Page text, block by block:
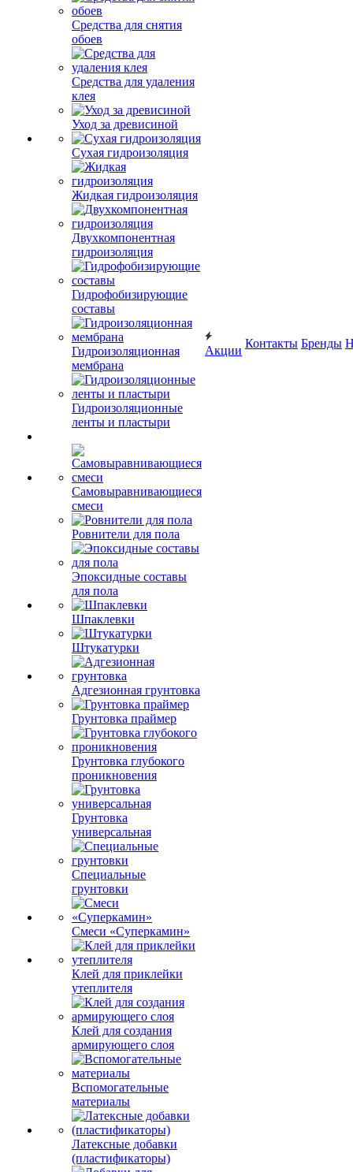
Средства для снятия
обоев
Средства для удаления
клея
Уход за древисиной
Сухая гидроизоляция
Жидкая гидроизоляция
Двухкомпонентная
гидроизоляция
Гидрофобизирующие
составы
Гидроизоляционная
мембрана
Гидроизоляционные
ленты и пластыри
Самовыравнивающиеся
смеси
Ровнители для пола
Эпоксидные составы
для пола
Шпаклевки
Штукатурки
Адгезионная грунтовка
Грунтовка праймер
Грунтовка глубокого
проникновения
Грунтовка
универсальная
Специальные
грунтовки
Смеси «Суперкамин»
Клей для приклейки
утеплителя
Клей для создания
армирующего слоя
Вспомогательные
материалы
Латексные добавки
(пластификаторы)
Акции
Контакты Бренды